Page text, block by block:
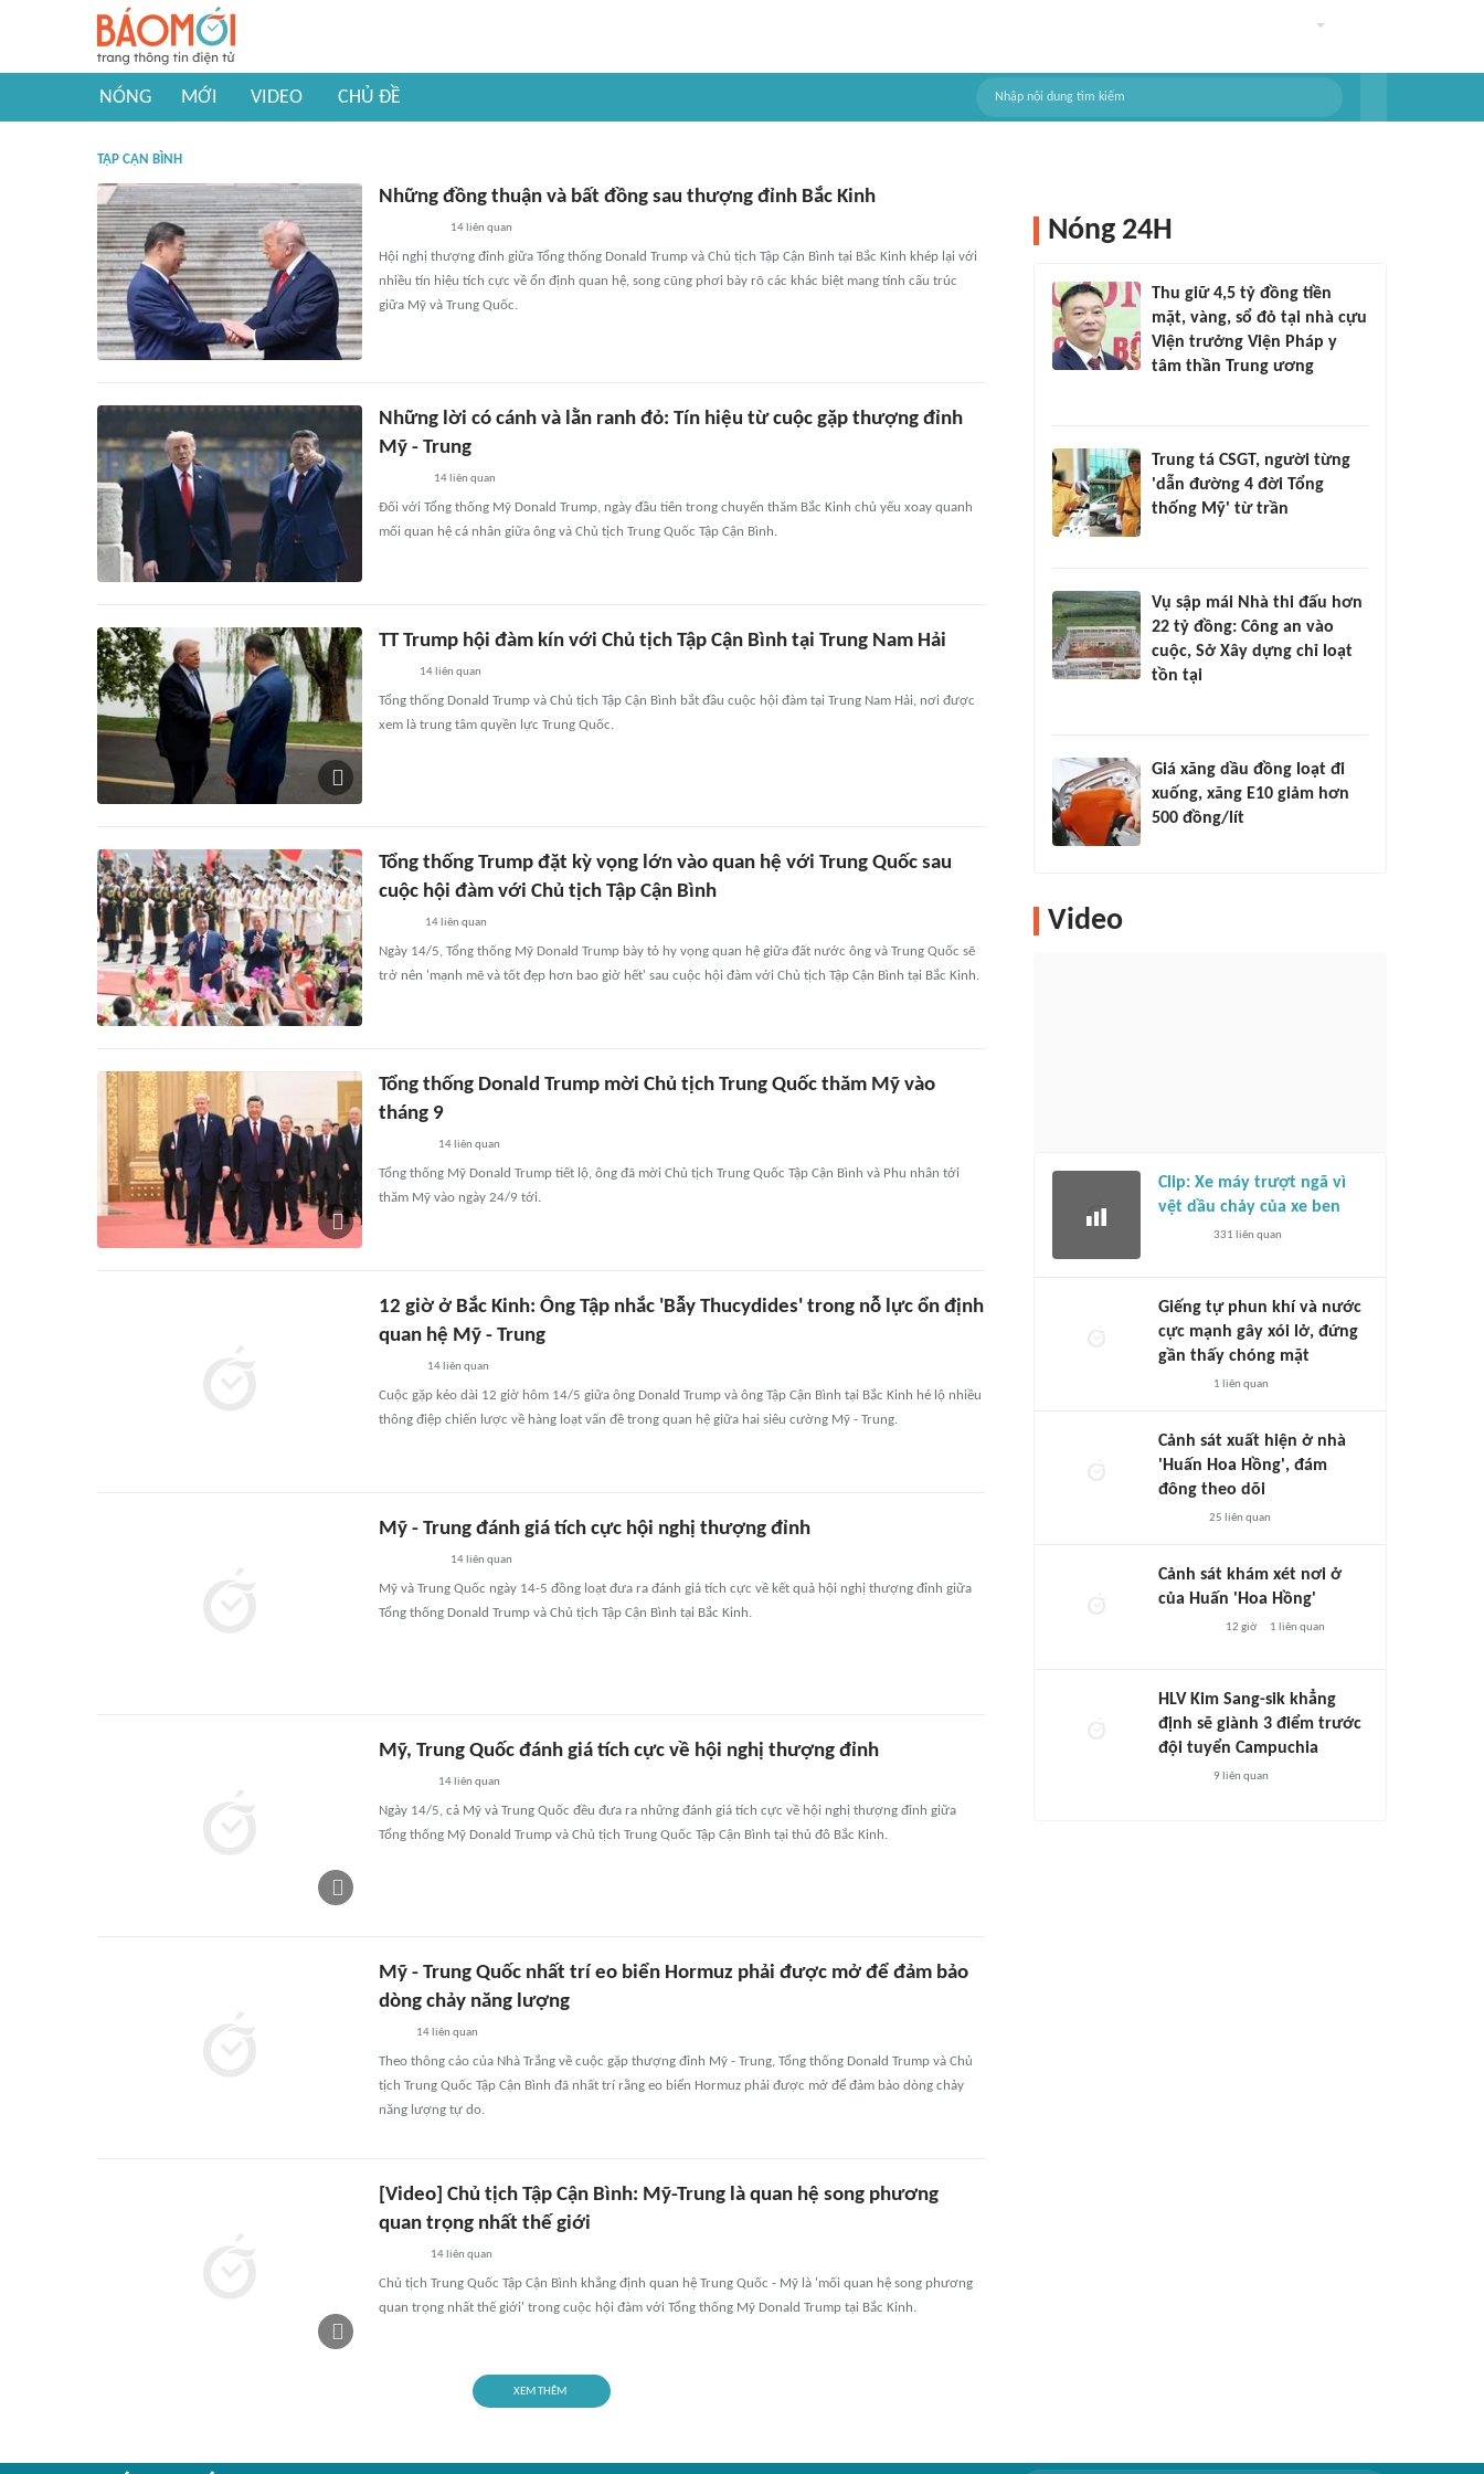
NÓNG MỚI VIDEO CHỦ ĐỀ
TẬP CẬN BÌNH
Những đồng thuận và bất đồng sau thượng đỉnh Bắc Kinh
14liên quan
Hội nghị thượng đỉnh giữa Tổng thống Donald Trump và Chủ tịch Tập Cận Bình tại Bắc Kinh khép lại với
nhiều tín hiệu tích cực về ổn định quan hệ, song cũng phơi bày rõ các khác biệt mang tính cấu trúc
giữa Mỹ và Trung Quốc.
Những lời có cánh và lằn ranh đỏ: Tín hiệu từ cuộc gặp thượng đỉnh
Mỹ - Trung
14liên quan
Đối với Tổng thống Mỹ Donald Trump, ngày đầu tiên trong chuyến thăm Bắc Kinh chủ yếu xoay quanh
mối quan hệ cá nhân giữa ông và Chủ tịch Trung Quốc Tập Cận Bình.
TT Trump hội đàm kín với Chủ tịch Tập Cận Bình tại Trung Nam Hải
14liên quan
Tổng thống Donald Trump và Chủ tịch Tập Cận Bình bắt đầu cuộc hội đàm tại Trung Nam Hải, nơi được
xem là trung tâm quyền lực Trung Quốc.
Tổng thống Trump đặt kỳ vọng lớn vào quan hệ với Trung Quốc sau
cuộc hội đàm với Chủ tịch Tập Cận Bình
14 liên quan
Ngày 14/5, Tổng thống Mỹ Donald Trump bày tỏ hy vọng quan hệ giữa đất nước ông và Trung Quốc sẽ
trở nên 'mạnh mẽ và tốt đẹp hơn bao giờ hết' sau cuộc hội đàm với Chủ tịch Tập Cận Bình tại Bắc Kinh.
Tổng thống Donald Trump mời Chủ tịch Trung Quốc thăm Mỹ vào
tháng 9
14 liên quan
Tổng thống Mỹ Donald Trump tiết lộ, ông đã mời Chủ tịch Trung Quốc Tập Cận Bình và Phu nhân tới
thăm Mỹ vào ngày 24/9 tới.
12 giờ ở Bắc Kinh: Ông Tập nhắc 'Bẫy Thucydides' trong nỗ lực ổn định
quan hệ Mỹ - Trung
14 liên quan
Cuộc gặp kéo dài 12 giờ hôm 14/5 giữa ông Donald Trump và ông Tập Cận Bình tại Bắc Kinh hé lộ nhiều
thông điệp chiến lược về hàng loạt vấn đề trong quan hệ giữa hai siêu cường Mỹ - Trung.
Mỹ - Trung đánh giá tích cực hội nghị thượng đỉnh
14liên quan
Mỹ và Trung Quốc ngày 14-5 đồng loạt đưa ra đánh giá tích cực về kết quả hội nghị thượng đỉnh giữa
Tổng thống Donald Trump và Chủ tịch Tập Cận Bình tại Bắc Kinh.
Mỹ, Trung Quốc đánh giá tích cực về hội nghị thượng đỉnh
14 liên quan
Ngày 14/5, cả Mỹ và Trung Quốc đều đưa ra những đánh giá tích cực về hội nghị thượng đỉnh giữa
Tổng thống Mỹ Donald Trump và Chủ tịch Trung Quốc Tập Cận Bình tại thủ đô Bắc Kinh.
Mỹ - Trung Quốc nhất trí eo biển Hormuz phải được mở để đảm bảo
dòng chảy năng lượng
14liên quan
Theo thông cáo của Nhà Trắng về cuộc gặp thượng đỉnh Mỹ - Trung, Tổng thống Donald Trump và Chủ
tịch Trung Quốc Tập Cận Bình đã nhất trí rằng eo biển Hormuz phải được mở để đảm bảo dòng chảy
năng lượng tự do.
[Video] Chủ tịch Tập Cận Bình: Mỹ-Trung là quan hệ song phương
quan trọng nhất thế giới
14 liên quan
Chủ tịch Trung Quốc Tập Cận Bình khẳng định quan hệ Trung Quốc - Mỹ là 'mối quan hệ song phương
quan trọng nhất thế giới' trong cuộc hội đàm với Tổng thống Mỹ Donald Trump tại Bắc Kinh.
XEM THÊM
Nóng 24H
Thu giữ 4,5 tỷ đồng tiền
mặt, vàng, sổ đỏ tại nhà cựu
Viện trưởng Viện Pháp y
tâm thần Trung ương
Trung tá CSGT, người từng
'dẫn đường 4 đời Tổng
thống Mỹ' từ trần
Vụ sập mái Nhà thi đấu hơn
22 tỷ đồng: Công an vào
cuộc, Sở Xây dựng chỉ loạt
tồn tại
Giá xăng dầu đồng loạt đi
xuống, xăng E10 giảm hơn
500 đồng/lít
Video
Clip: Xe máy trượt ngã vì
vệt dầu chảy của xe ben
331 liên quan
Giếng tự phun khí và nước
cực mạnh gây xói lở, đứng
gần thấy chóng mặt
1 liên quan
Cảnh sát xuất hiện ở nhà
'Huấn Hoa Hồng', đám
đông theo dõi
25 liên quan
Cảnh sát khám xét nơi ở
của Huấn 'Hoa Hồng'
12 giờ 1 liên quan
HLV Kim Sang-sik khẳng
định sẽ giành 3 điểm trước
đội tuyển Campuchia
9 liên quan